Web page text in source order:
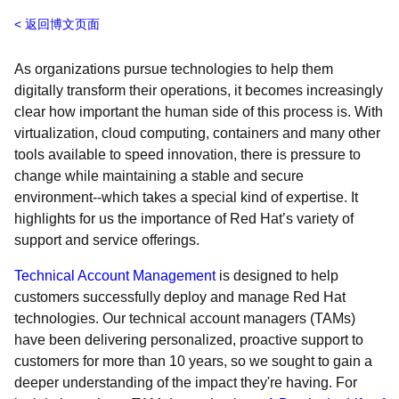
返回博文页面
As organizations pursue technologies to help them
digitally transform their operations, it becomes increasingly
clear how important the human side of this process is. With
virtualization, cloud computing, containers and many other
tools available to speed innovation, there is pressure to
change while maintaining a stable and secure
environment--which takes a special kind of expertise. It
highlights for us the importance of Red Hat’s variety of
support and service offerings.
Technical Account Managementis designed to help
customers successfully deploy and manage Red Hat
technologies. Our technical account managers (TAMs)
have been delivering personalized, proactive support to
customers for more than 10 years, so we sought to gain a
deeper understanding of the impact they're having. For